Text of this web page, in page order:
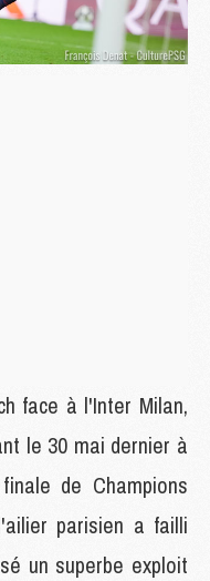
face à l'Inter Milan,
le 30 mai dernier à
de Champions
parisien a failli
un superbe exploit